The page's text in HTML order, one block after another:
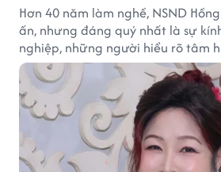
Hơn 40 năm làm nghề, NSND
ấn, nhưng đáng quý nhất là sự
nghiệp, những người hiểu rõ tâm
nghệ thuật.